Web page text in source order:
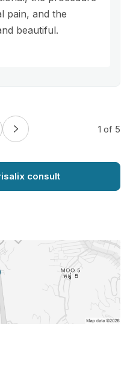
pain, and the
beautiful.
1 of 5
consult